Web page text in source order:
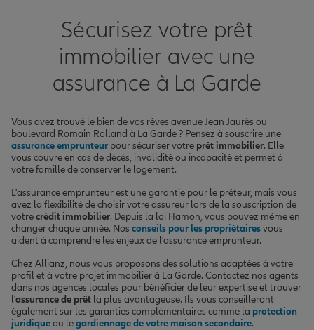
Sécurisez votre prêt
immobilier avec une
assurance à La Garde
Vous avez trouvé le bien de vos rêves avenue Jean Jaurès ou
boulevard Romain Rolland à La Garde ? Pensez à souscrire une
assurance emprunteur pour sécuriser votre prêt immobilier. Elle
vous couvre en cas de décès, invalidité ou incapacité et permet à
votre famille de conserver le logement.
L'assurance emprunteur est une garantie pour le prêteur, mais vous
avez la flexibilité de choisir votre assureur lors de la souscription de
votrecrédit immobilier. Depuis la loi Hamon, vous pouvez même en
changer chaque année. Nos conseils pour les propriétairesvous
aident à comprendre les enjeux de l'assurance emprunteur.
Chez Allianz, nous vous proposons des solutions adaptées à votre
profil et à votre projet immobilier à La Garde. Contactez nos agents
dans nos agences locales pour bénéficier de leur expertise et trouver
l'assurance de prêt la plus avantageuse. Ils vous conseilleront
également sur les garanties complémentaires comme la protection
juridiqueou legardiennage de votre maison secondaire.